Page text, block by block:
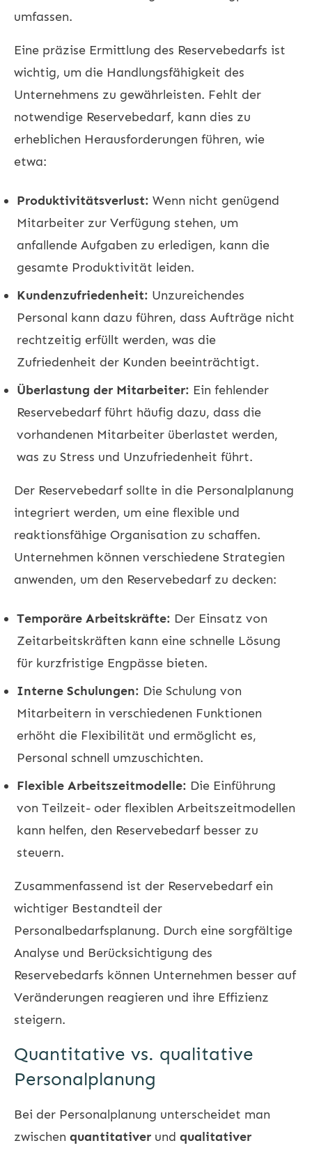
umfassen.
Eine präzise Ermittlung des Reservebedarfs ist
wichtig, um die Handlungsfähigkeit des
Unternehmens zu gewährleisten. Fehlt der
notwendige Reservebedarf, kann dies zu
erheblichen Herausforderungen führen, wie
etwa:
Produktivitätsverlust: Wenn nicht genügend
Mitarbeiter zur Verfügung stehen, um
anfallende Aufgaben zu erledigen, kann die
gesamte Produktivität leiden.
Kundenzufriedenheit: Unzureichendes
Personal kann dazu führen, dass Aufträge nicht
rechtzeitig erfüllt werden, was die
Zufriedenheit der Kunden beeinträchtigt.
Überlastung der Mitarbeiter: Ein fehlender
Reservebedarf führt häufig dazu, dass die
vorhandenen Mitarbeiter überlastet werden,
was zu Stress und Unzufriedenheit führt.
Der Reservebedarf sollte in die Personalplanung
integriert werden, um eine flexible und
reaktionsfähige Organisation zu schaffen.
Unternehmen können verschiedene Strategien
anwenden, um den Reservebedarf zu decken:
Temporäre Arbeitskräfte: Der Einsatz von
Zeitarbeitskräften kann eine schnelle Lösung
für kurzfristige Engpässe bieten.
Interne Schulungen: Die Schulung von
Mitarbeitern in verschiedenen Funktionen
erhöht die Flexibilität und ermöglicht es,
Personal schnell umzuschichten.
Flexible Arbeitszeitmodelle: Die Einführung
von Teilzeit- oder flexiblen Arbeitszeitmodellen
kann helfen, den Reservebedarf besser zu
steuern.
Zusammenfassend ist der Reservebedarf ein
wichtiger Bestandteil der
Personalbedarfsplanung. Durch eine sorgfältige
Analyse und Berücksichtigung des
Reservebedarfs können Unternehmen besser auf
Veränderungen reagieren und ihre Effizienz
steigern.
Quantitative vs. qualitative
Personalplanung
Bei der Personalplanung unterscheidet man
zwischen quantitativer und qualitativer